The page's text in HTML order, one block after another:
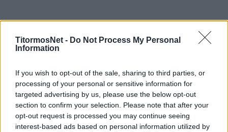
TitormosNet - Do Not Process My Personal
Information
If you wish to opt-out of the sale, sharing to third parties, or
processing of your personal or sensitive information for
targeted advertising by us, please use the below opt-out
section to confirm your selection. Please note that after your
opt-out request is processed you may continue seeing
interest-based ads based on personal information utilized by